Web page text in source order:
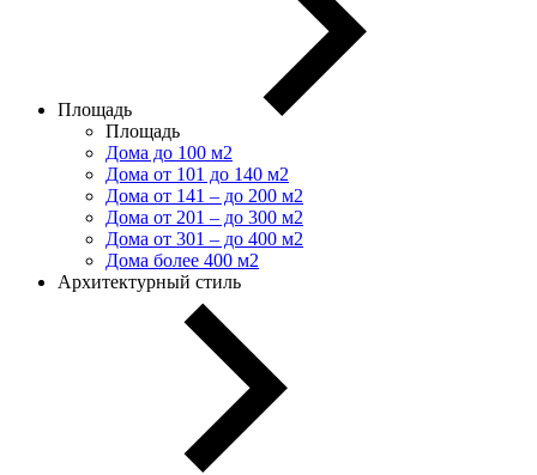
Площадь
Площадь
Дома до 100 м2
Дома от 101 до 140 м2
Дома от 141 – до 200 м2
Дома от 201 – до 300 м2
Дома от 301 – до 400 м2
Дома более 400 м2
Архитектурный стиль